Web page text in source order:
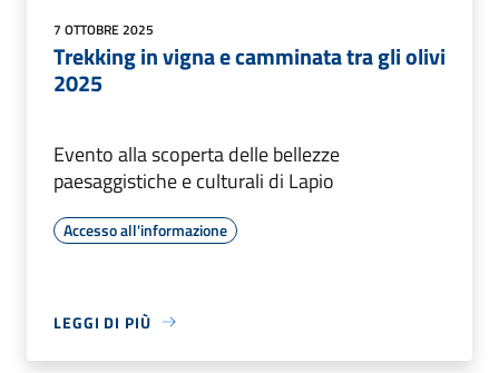
7 OTTOBRE 2025
Trekking in vigna e camminata tra gli olivi
2025
Evento alla scoperta delle bellezze
paesaggistiche e culturali di Lapio
Accesso all'informazione
LEGGI DI PIÙ